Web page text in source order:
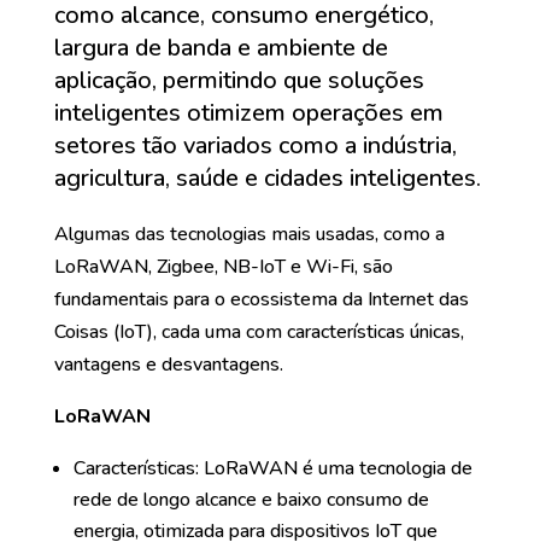
como alcance, consumo energético,
largura de banda e ambiente de
aplicação, permitindo que soluções
inteligentes otimizem operações em
setores tão variados como a indústria,
agricultura, saúde e cidades inteligentes.
Algumas das tecnologias mais usadas, como a
LoRaWAN, Zigbee, NB-IoT e Wi-Fi, são
fundamentais para o ecossistema da Internet das
Coisas (IoT), cada uma com características únicas,
vantagens e desvantagens.
LoRaWAN
Características: LoRaWAN é uma tecnologia de
rede de longo alcance e baixo consumo de
energia, otimizada para dispositivos IoT que